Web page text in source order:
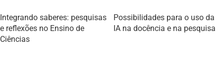
Integrando saberes: pesquisas
e reflexões no Ensino de
Ciências
Possibilidades para o uso da
IA na docência e na pesquisa